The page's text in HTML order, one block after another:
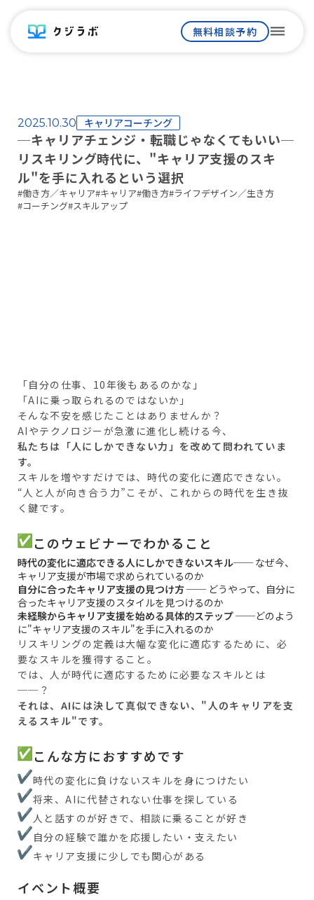
2025.10.30 キャリアコーチング
─キャリアチェンジ・転職じゃなくてもいい─
リスキリング時代に、"キャリア支援のスキ
ル"を手に入れるという選択
#働き方／キャリア#キャリア#働き方#ライフデザイン／生き方
#コーチング#スキルアップ
「自分の仕事、10年後もあるのかな」
「AIに乗っ取られるのではないか」
そんな不安を感じたことはありませんか？
AIやテクノロジーが急激に進化し続ける今、
私たちは「人にしかできない力」を改めて問われていま
す。
スキルを増やすだけでは、時代の変化に適応できない。
“人と人が向き合う力”こそが、これからの時代を生き抜
く鍵です。
このウェビナーでわかること
時代の変化に適応できる人にしかできないスキル── なぜ今、
キャリア支援が市場で求められているのか
自分に合ったキャリア支援の見つけ方── どうやって、自分に
合ったキャリア支援のスタイルを見つけるのか
未経験からキャリア支援を始める具体的ステップ──どのよう
に"キャリア支援のスキル"を手に入れるのか
リスキリングの定義は大幅な変化に適応するために、必
要なスキルを獲得すること。
では、人が時代に適応するために必要なスキルとは
──？
それは、AIには決して真似できない、"人のキャリアを支
えるスキル"です。
こんな方におすすめです
時代の変化に負けないスキルを身につけたい
将来、AIに代替されない仕事を探している
人と話すのが好きで、相談に乗ることが好き
自分の経験で誰かを応援したい・支えたい
キャリア支援に少しでも関心がある
イベント概要
無料相談予約 dehaze